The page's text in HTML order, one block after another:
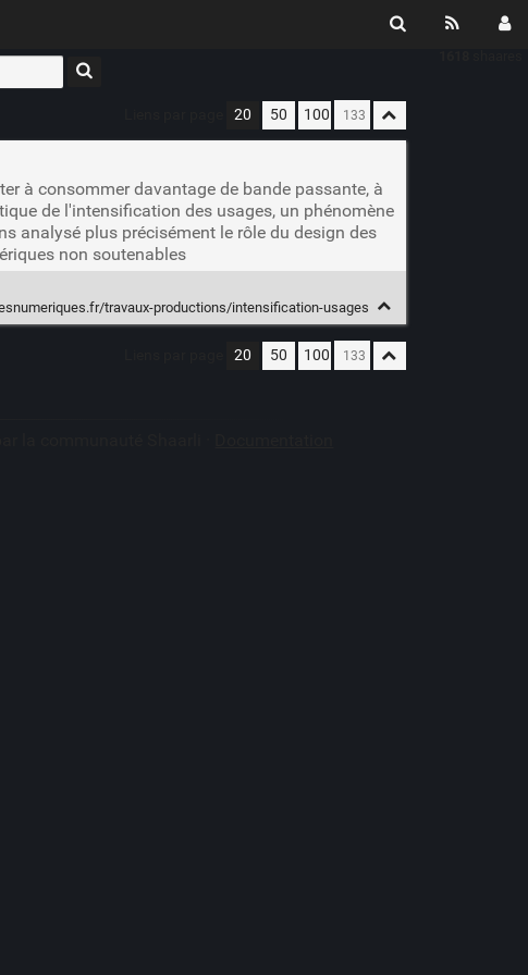
20 50 100
à consommer davantage de bande passante, à
de l'intensification des usages, un phénomène
analysé plus précisément le rôle du design des
non soutenables
travaux-productions/intensification-usages
20 50 100